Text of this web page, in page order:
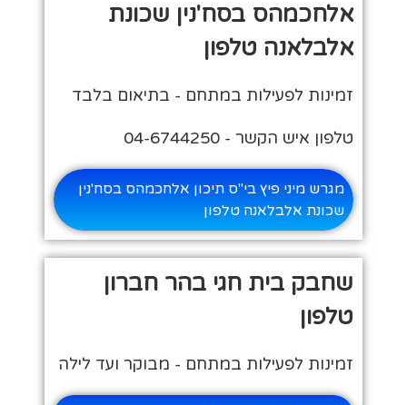
אלחכמהס בסח'נין שכונת
אלבלאנה טלפון
זמינות לפעילות במתחם - בתיאום בלבד
טלפון איש הקשר - 04-6744250
מגרש מיני פיץ בי"ס תיכון אלחכמהס בסח'נין
שכונת אלבלאנה טלפון
שחבק בית חגי בהר חברון
טלפון
זמינות לפעילות במתחם - מבוקר ועד לילה